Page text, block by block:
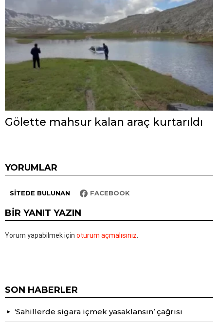
Gölette mahsur kalan araç kurtarıldı
YORUMLAR
SITEDE BULUNAN FACEBOOK
BIR YANIT YAZIN
Yorum yapabilmek için oturum açmalısınız
SON HABERLER
‘Sahillerde sigara içmek yasaklansın’ çağrısı